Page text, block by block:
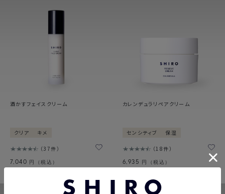
酒かすフェイスクリーム
クリア キメ
37件
7,040 円（税込）
カレンデュラリペアクリーム
センシティブ 保湿
18件
6,935 円（税込）